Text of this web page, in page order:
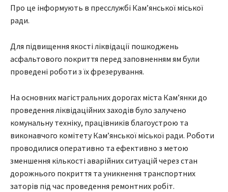
Про це інформують в пресслужбі Кам’янської міської
ради.
Для підвищення якості ліквідації пошкоджень
асфальтового покриття перед заповненням ям були
проведені роботи з їх фрезерування.
На основних магістральних дорогах міста Кам’янки до
проведення ліквідаційних заходів було залучено
комунальну техніку, працівників благоустрою та
виконавчого комітету Кам’янської міської ради. Роботи
проводилися оперативно та ефективно з метою
зменшення кількості аварійних ситуацій через стан
дорожнього покриття та уникнення транспортних
заторів під час проведення ремонтних робіт.